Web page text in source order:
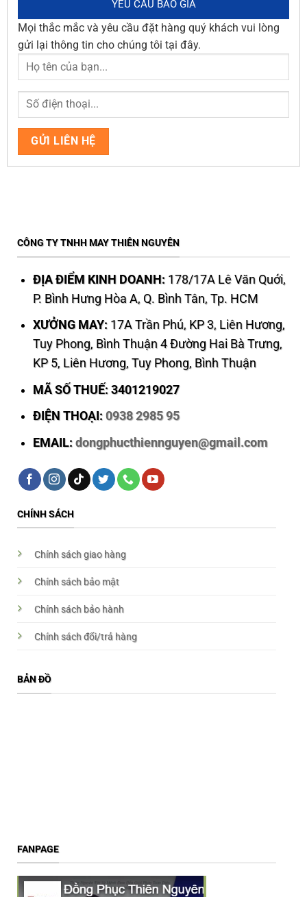
YÊU CẦU BÁO GIÁ
Mọi thắc mắc và yêu cầu đặt hàng quý khách vui lòng
gửi lại thông tin cho chúng tôi tại đây.
CÔNG TY TNHH MAY THIÊN NGUYÊN
ĐỊA ĐIỂM KINH DOANH: 178/17A Lê Văn Quới,
P. Bình Hưng Hòa A, Q. Bình Tân, Tp. HCM
XƯỞNG MAY: 17A Trần Phú, KP 3, Liên Hương,
Tuy Phong, Bình Thuận 4 Đường Hai Bà Trưng,
KP 5, Liên Hương, Tuy Phong, Bình Thuận
MÃ SỐ THUẾ: 3401219027
ĐIỆN THOẠI: 0938 2985 95
EMAIL: dongphucthiennguyen@gmail.com
CHÍNH SÁCH
Chính sách giao hàng
Chính sách bảo mật
Chính sách bảo hành
Chính sách đổi/trả hàng
BẢN ĐỒ
FANPAGE